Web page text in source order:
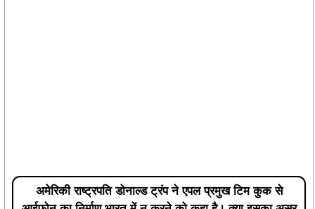
अमेरिकी राष्ट्रपति डोनाल्ड ट्रंप ने एपल प्रमुख टिम कुक से